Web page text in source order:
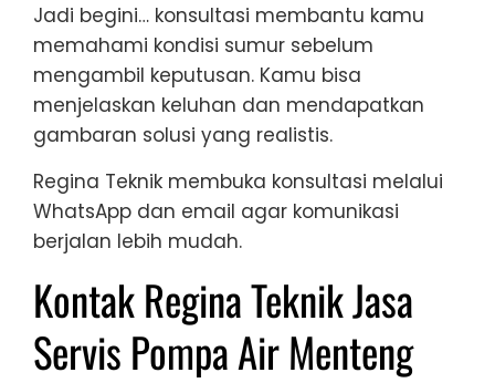
Jadi begini… konsultasi membantu kamu
memahami kondisi sumur sebelum
mengambil keputusan. Kamu bisa
menjelaskan keluhan dan mendapatkan
gambaran solusi yang realistis.
Regina Teknik membuka konsultasi melalui
WhatsApp dan email agar komunikasi
berjalan lebih mudah.
Kontak Regina Teknik Jasa
Servis Pompa Air Menteng